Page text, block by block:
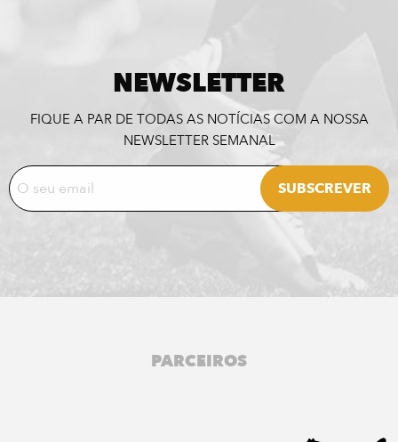
NEWSLETTER
FIQUE A PAR DE TODAS AS NOTÍCIAS COM A NOSSA
NEWSLETTER SEMANAL
PARCEIROS